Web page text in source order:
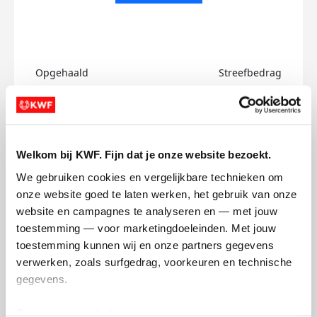
Welkom bij KWF. Fijn dat je onze website bezoekt.
We gebruiken cookies en vergelijkbare technieken om
onze website goed te laten werken, het gebruik van onze
website en campagnes te analyseren en — met jouw
toestemming — voor marketingdoeleinden. Met jouw
toestemming kunnen wij en onze partners gegevens
verwerken, zoals surfgedrag, voorkeuren en technische
gegevens.
Opgehaald Streefbedrag
Ecem's badges